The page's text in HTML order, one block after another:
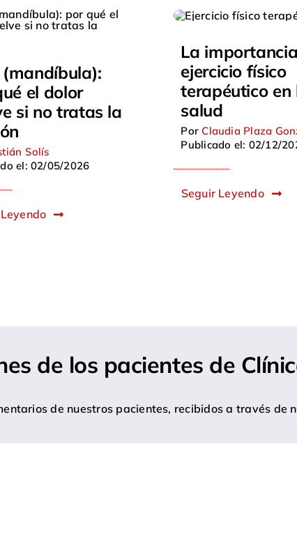
(mandíbula):
el dolor
si no tratas la
Solís
el: 02/05/2026
La
ejercicio físico
terapéutico en
salud
Por Claudia Plaza
Publicado el: 02/12/
Seguir Leyendo
de los pacientes de
de nuestros pacientes, recibidos a través de